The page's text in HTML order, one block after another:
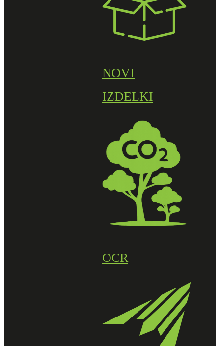
NOVI
IZDELKI
OCR